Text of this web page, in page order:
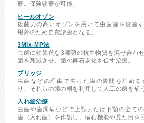
療。保険診療が可能。
ヒールオゾン
殺菌力の高いオゾンを用いて虫歯菌を殺菌
用外のため自費診療となる。
3Mix-MP法
虫歯に効果的な3種類の抗生物質を混ぜ合わ
菌を死滅させ、歯の再石灰化を促す治療。
ブリッジ
虫歯などの理由で失った歯の隙間を埋める
り、それらの歯の根を利用して人工の歯を補
入れ歯治療
虫歯や歯周病などで上顎または下顎の全て
歯（入れ歯）を作製し、噛む機能や見た目を